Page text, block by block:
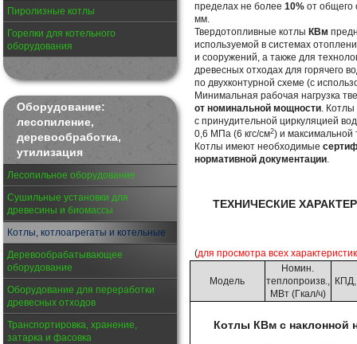
Пиролизные котлы
Горелки для котельного
оборудования
Оборудование:
лесопиление,
деревообработка,
утилизация
Лесопильное оборудование
Сушильные установки для
древесины и биомассы
Котлы, котлоагрегаты и котельные
Деревообрабатывающее
оборудование
Оборудование для переработки
древесных отходов
Транспортировка, хранение,
затарка и фасовка
пределах не более 10% от общего
мм.
Твердотопливные котлы КВм
используемой в системах
и сооружений, а также для
древесных отходах для горячего
по двухконтурной схеме (с
Минимальная рабочая нагрузка
от номинальной мощности. Котлы
с принудительной циркуляцией
0,6 МПа (6 кгс/см2) и максимальной
Котлы имеют необходимые
нормативной документации.
ТЕХНИЧЕСКИЕ
(для просмотра всех
Модель
Номин.
теплопроизв.,
МВт (Гкал/ч)
Котлы КВм с наклонной